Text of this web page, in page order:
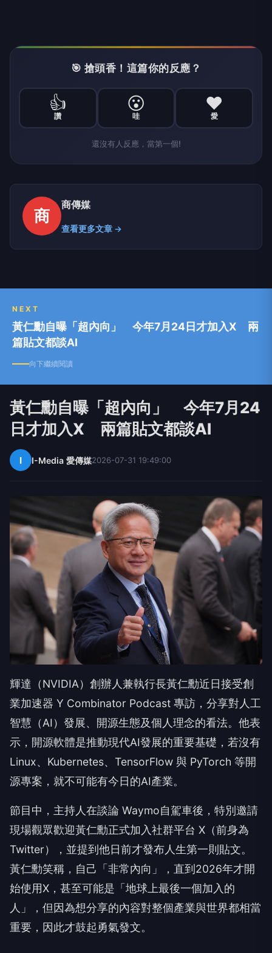
🎯 搶頭香！這篇你的反應？
👍
讚
😮
哇
❤️
愛
還沒有人反應，當第一個!
商
商傳媒
查看更多文章 →
NEXT
黃仁勳自曝「超內向」 今年7月24日才加入X 兩
篇貼文都談AI
向下繼續閱讀
黃仁勳自曝「超內向」 今年7月24
日才加入X 兩篇貼文都談AI
I I-Media 愛傳媒2026-07-31 19:49:00
輝達（NVIDIA）創辦人兼執行長黃仁勳近日接受創
業加速器 Y Combinator Podcast 專訪，分享對人工
智慧（AI）發展、開源生態及個人理念的看法。他表
示，開源軟體是推動現代AI發展的重要基礎，若沒有
Linux、Kubernetes、TensorFlow 與 PyTorch 等開
源專案，就不可能有今日的AI產業。
節目中，主持人在談論 Waymo自駕車後，特別邀請
現場觀眾歡迎黃仁勳正式加入社群平台 X（前身為
Twitter），並提到他日前才發布人生第一則貼文。
黃仁勳笑稱，自己「非常內向」，直到2026年才開
始使用X，甚至可能是「地球上最後一個加入的
人」，但因為想分享的內容對整個產業與世界都相當
重要，因此才鼓起勇氣發文。